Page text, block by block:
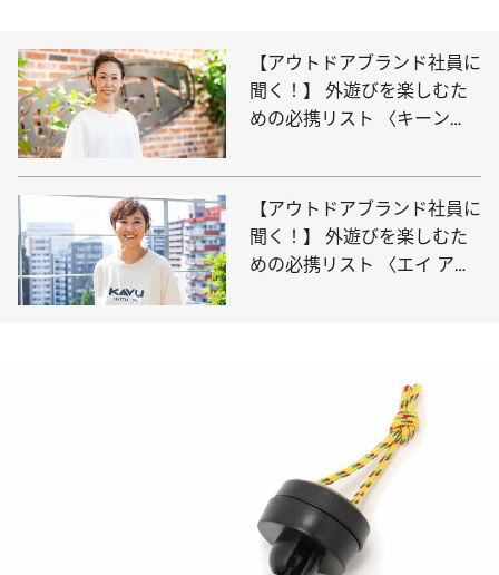
【アウトドアブランド社員に
聞く！】 外遊びを楽しむた
めの必携リスト 〈キーン
【アウトドアブランド社員に
聞く！】 外遊びを楽しむた
めの必携リスト 〈エイ アン